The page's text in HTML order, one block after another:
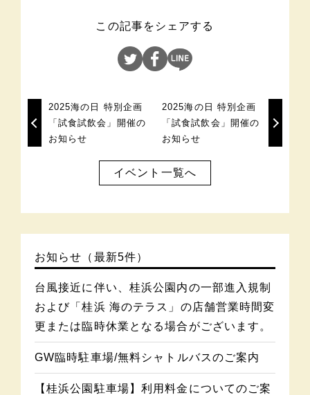
この記事をシェアする
2025海の日 特別企画
「試食試飲会」開催の
お知らせ
2025海の日 特別企画
「試食試飲会」開催の
お知らせ
イベント一覧へ
お知らせ（最新5件）
台風接近に伴い、桂浜公園内の一部進入規制
および「桂浜 海のテラス」の店舗営業時間変
更または臨時休業となる場合がございます。
GW臨時駐車場/無料シャトルバスのご案内
【桂浜公園駐車場】利用料金についてのご案